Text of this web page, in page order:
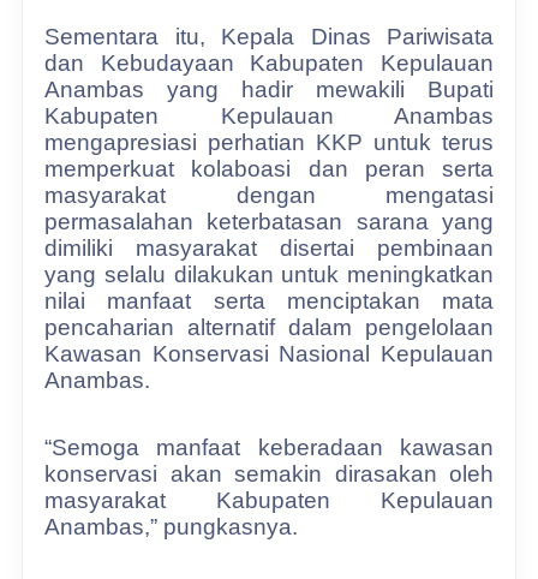
Sementara itu, Kepala Dinas Pariwisata
dan Kebudayaan Kabupaten Kepulauan
Anambas yang hadir mewakili Bupati
Kabupaten Kepulauan Anambas
mengapresiasi perhatian KKP untuk terus
memperkuat kolaboasi dan peran serta
masyarakat dengan mengatasi
permasalahan keterbatasan sarana yang
dimiliki masyarakat disertai pembinaan
yang selalu dilakukan untuk meningkatkan
nilai manfaat serta menciptakan mata
pencaharian alternatif dalam pengelolaan
Kawasan Konservasi Nasional Kepulauan
Anambas.
“Semoga manfaat keberadaan kawasan
konservasi akan semakin dirasakan oleh
masyarakat Kabupaten Kepulauan
Anambas,” pungkasnya.